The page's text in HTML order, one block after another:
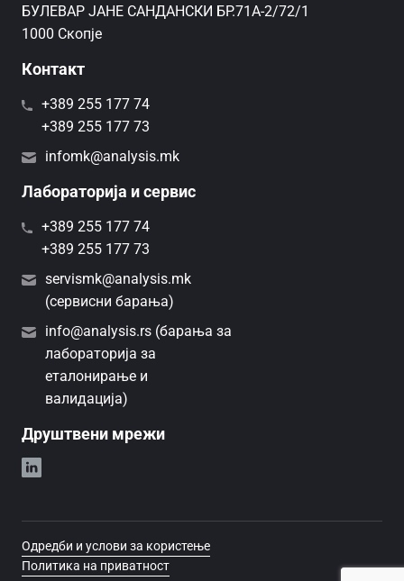
БУЛЕВАР ЈАНЕ САНДАНСКИ БР.71А-2/72/1
1000 Скопје
Контакт
+389 255 177 74
+389 255 177 73
infomk@analysis.mk
Лабораторија и сервис
+389 255 177 74
+389 255 177 73
servismk@analysis.mk
(сервисни барања)
info@analysis.rs (барања за
лабораторија за
еталонирање и
валидација)
Друштвени мрежи
Одредби и услови за користење
Политика на приватност